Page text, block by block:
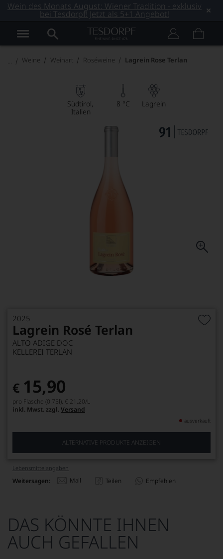
Wein des Monats August: Wiener Tradition - exklusiv
bei Tesdorpf! Jetzt als 5+1 Angebot!
Weine Weinart Roséweine Lagrein Rose Terlan
Südtirol
Italien
8 °C Lagrein
2025
Lagrein Rosé Terlan
ALTO ADIGE DOC
KELLEREI TERLAN
€ 15,90
pro Flasche (0.75l), € 21,20/L
inkl. Mwst. zzgl. Versand
ausverkauft
ALTERNATIVE PRODUKTE ANZEIGEN
Lebensmittel­angaben
Weitersagen: Mail Teilen Empfehlen
DAS KÖNNTE IHNEN
AUCH GEFALLEN